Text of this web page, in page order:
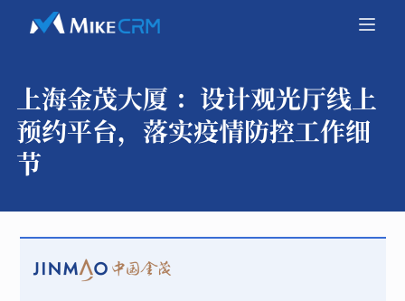
上海金茂大厦 ： 设计观光厅线上
预约平台，落实疫情防控工作细
节